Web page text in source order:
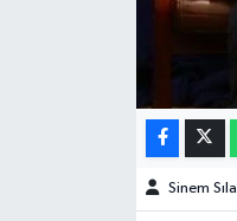
Sinem
Kültür Sanat